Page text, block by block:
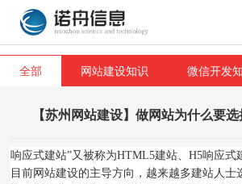
全部 网站建设知识 微信开发
【苏州网站建设】做网站为什么要
响应式建站”又被称为HTML5建站、H5响应式
目前网站建设的主导方向，越来越多建站人士